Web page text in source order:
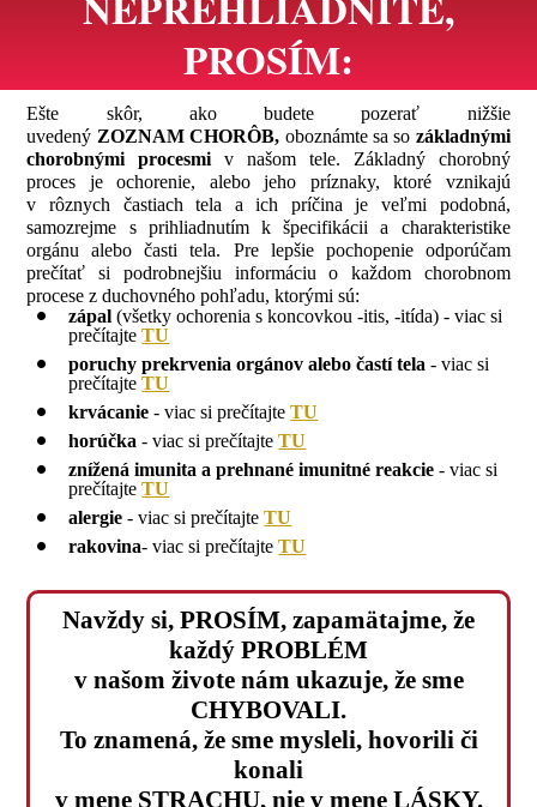
PROSÍM:
Ešte skôr, ako budete pozerať nižšie
uvedený ZOZNAM CHORÔB, oboznámte sa so základnými
chorobnými procesmi v našom tele. Základný chorobný
proces je ochorenie, alebo jeho príznaky, ktoré vznikajú
v rôznych častiach tela a ich príčina je veľmi podobná,
samozrejme s prihliadnutím k špecifikácii a charakteristike
orgánu alebo časti tela. Pre lepšie pochopenie odporúčam
prečítať si podrobnejšiu informáciu o každom chorobnom
procese z duchovného pohľadu, ktorými sú:
zápal (všetky ochorenia s koncovkou -itis, -itída) - viac si
prečítajteTU
poruchy prekrvenia orgánov alebo častí tela - viac si
prečítajteTU
krvácanie - viac si prečítajteTU
horúčka - viac si prečítajteTU
znížená imunita a prehnané imunitné reakcie - viac si
prečítajteTU
alergie - viac si prečítajteTU
rakovina- viac si prečítajteTU
Navždy si, PROSÍM, zapamätajme, že
každý PROBLÉM
v našom živote nám ukazuje, že sme
CHYBOVALI.
To znamená, že sme mysleli, hovorili či
konali
v mene STRACHU, nie v mene LÁSKY.